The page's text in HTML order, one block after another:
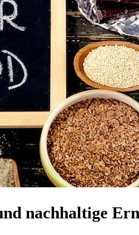
nachhaltige